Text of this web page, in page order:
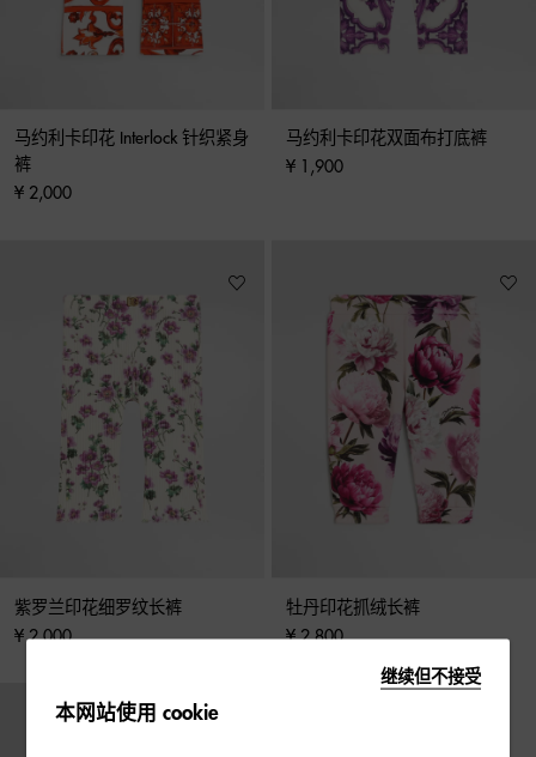
马约利卡印花 Interlock 针织紧身
裤
¥ 2,000
马约利卡印花双面布打底裤
¥ 1,900
紫罗兰印花细罗纹长裤
¥ 2,000
牡丹印花抓绒长裤
¥ 2,800
继续但不接受
本网站使用 cookie